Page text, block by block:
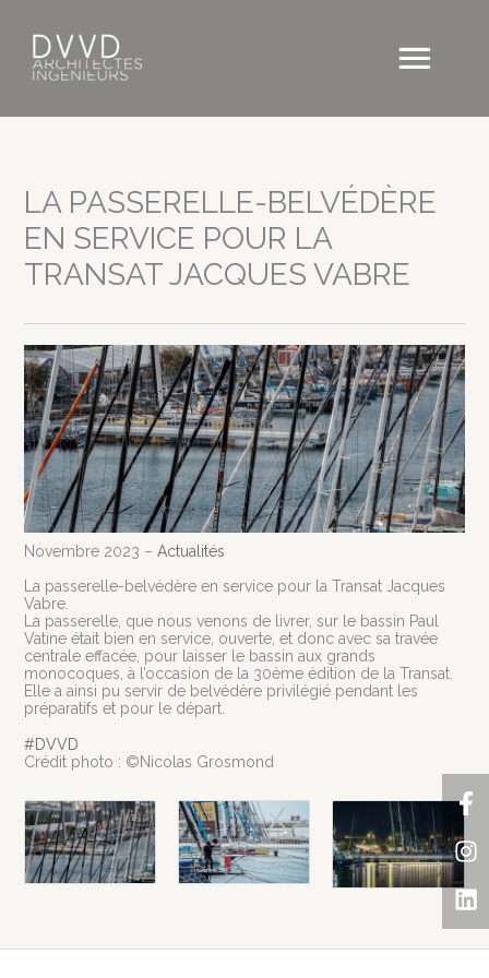
contenu
LA PASSERELLE-BELVÉDÈRE
EN SERVICE POUR LA
TRANSAT JACQUES VABRE
Novembre 2023 –Actualités
La passerelle-belvédère en service pour la Transat Jacques
Vabre.
La passerelle, que nous venons de livrer, sur le bassin Paul
Vatine était bien en service, ouverte, et donc avec sa travée
centrale effacée, pour laisser le bassin aux grands
monocoques, à l’occasion de la 30ème édition de la Transat.
Elle a ainsi pu servir de belvédère privilégié pendant les
préparatifs et pour le départ.
#DVVD
Crédit photo : ©Nicolas Grosmond
f